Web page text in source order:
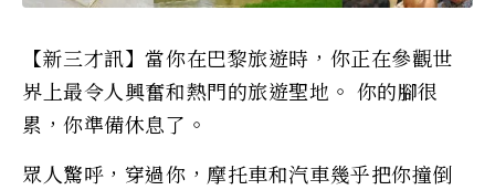
【新三才訊】當你在巴黎旅遊時，你正在參觀世
界上最令人興奮和熱門的旅遊聖地。 你的腳很
累，你準備休息了。
眾人驚呼，穿過你，摩托車和汽車幾乎把你撞倒